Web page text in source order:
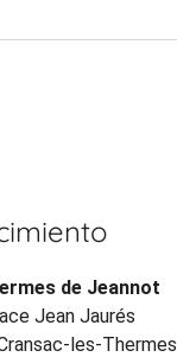
de Jeannot
Jean Jaurés
les-Thermes